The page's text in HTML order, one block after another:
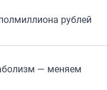
рублей
— меняем